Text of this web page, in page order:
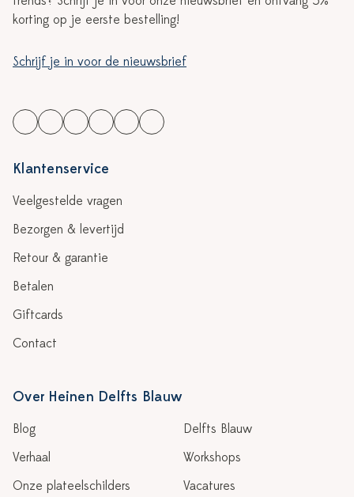
korting op je eerste bestelling!
Schrijf je in voor de nieuwsbrief
Klantenservice
Veelgestelde vragen
Bezorgen & levertijd
Retour & garantie
Betalen
Giftcards
Contact
Over Heinen Delfts Blauw
Blog
Verhaal
Onze plateelschilders
Delfts Blauw
Workshops
Vacatures